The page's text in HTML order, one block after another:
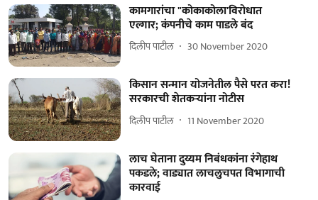
कामगारांचा "कोकाकोला'विरोधात
एल्गार; कंपनीचे काम पाडले बंद
दिलीप पाटील 30 November 2020
किसान सन्मान योजनेतील पैसे परत करा!
सरकारची शेतकऱ्यांना नोटीस
दिलीप पाटील 11 November 2020
लाच घेताना दुय्यम निबंधकांना रंगेहाथ
पकडले; वाड्यात लाचलुचपत विभागाची
कारवाई